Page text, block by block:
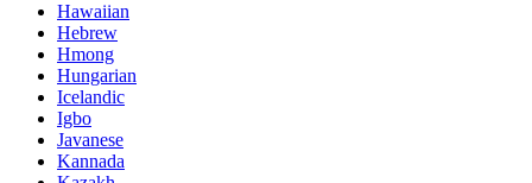
Hawaiian
Hebrew
Hmong
Hungarian
Icelandic
Igbo
Javanese
Kannada